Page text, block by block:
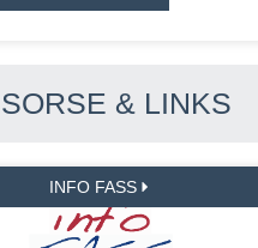
& LINKS
INFO FASS